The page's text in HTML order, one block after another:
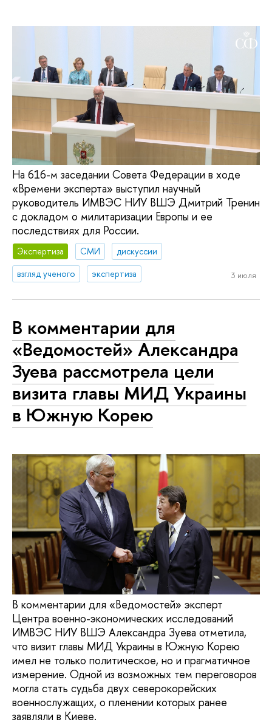
На 616-м заседании Совета Федерации в ходе
«Времени эксперта» выступил научный
руководитель ИМВЭС НИУ ВШЭ Дмитрий Тренин
с докладом о милитаризации Европы и ее
последствиях для России.
Экспертиза СМИ
дискуссии
взгляд ученого
экспертиза 3 июля
В комментарии для
«Ведомостей» Александра
Зуева рассмотрела цели
визита главы МИД Украины
в Южную Корею
В комментарии для «Ведомостей» эксперт
Центра военно-экономических исследований
ИМВЭС НИУ ВШЭ Александра Зуева отметила,
что визит главы МИД Украины в Южную Корею
имел не только политическое, но и прагматичное
измерение. Одной из возможных тем переговоров
могла стать судьба двух северокорейских
военнослужащих, о пленении которых ранее
заявляли в Киеве.